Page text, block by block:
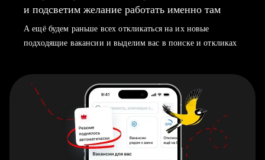
и подсветим желание работать именно там
А ещё будем раньше всех откликаться на их новые
подходящие вакансии и выделим вас в поиске и откликах